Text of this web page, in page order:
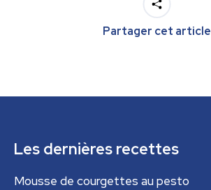
Partager cet article
Les dernières recettes
Mousse de courgettes au pesto